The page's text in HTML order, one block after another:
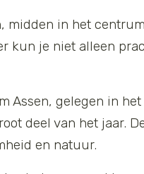
midden in het
kun je niet alleen
Assen, gelegen in
deel van het jaar.
en natuur.